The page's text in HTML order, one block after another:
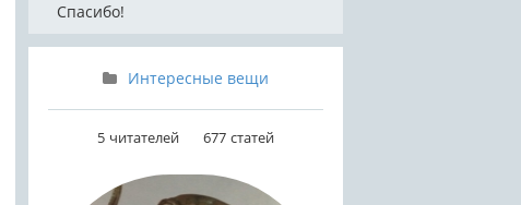
Спасибо!
Интересные вещи
5 читателей 677 статей